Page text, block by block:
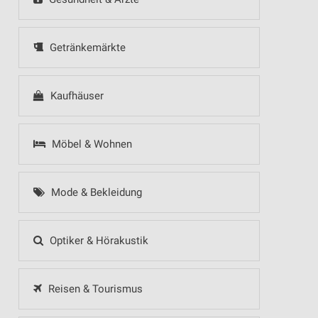
Getränkemärkte
Kaufhäuser
Möbel & Wohnen
Mode & Bekleidung
Optiker & Hörakustik
Reisen & Tourismus